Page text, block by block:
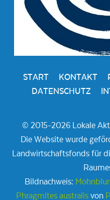
START KONTAKT
DATENSCHUTZ
© 2015-2026 Lokale
Die Website wurde
Landwirtschaftsfonds für
Bildnachweis:
Phragmites australis von